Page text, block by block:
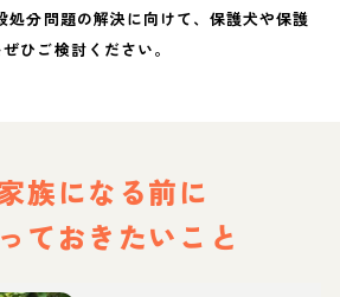
処分問題の解決に向けて、保護犬や保護
ひご検討ください。
族になる前に
ておきたいこと